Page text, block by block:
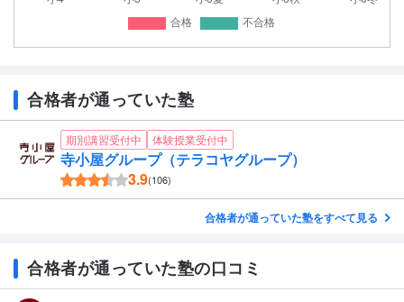
合格者が通っていた塾
期別講習受付中 体験授業受付中
寺小屋グループ（テラコヤグループ）
3.9(106)
合格者が通っていた塾をすべて見る
合格者が通っていた塾の口コミ